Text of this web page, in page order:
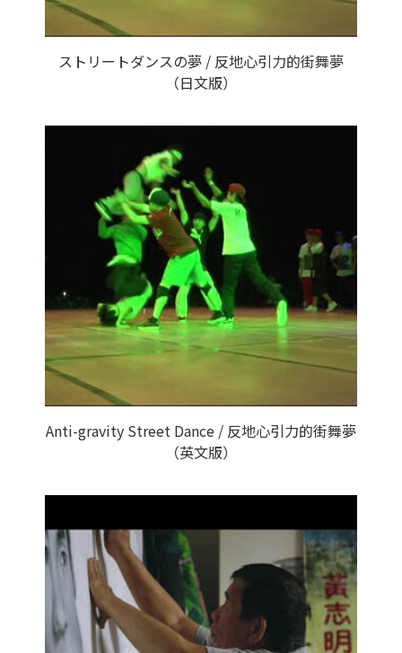
ストリートダンスの夢 / 反地心引力的街舞夢
（日文版）
Anti-gravity Street Dance / 反地心引力的街舞夢
（英文版）